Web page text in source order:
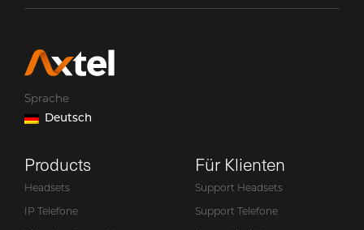
Sprache
Deutsch
Products
Headsets
IP Telefone
Für Klienten
Support Headsets
Support Telefone